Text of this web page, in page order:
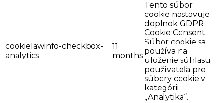
cookielawinfo-checkbox-
analytics
11
months
Tento súbor
cookie nastavuje
doplnok GDPR
Cookie Consent.
Súbor cookie sa
používa na
uloženie súhlasu
používateľa pre
súbory cookie v
kategórii
„Analytika“.